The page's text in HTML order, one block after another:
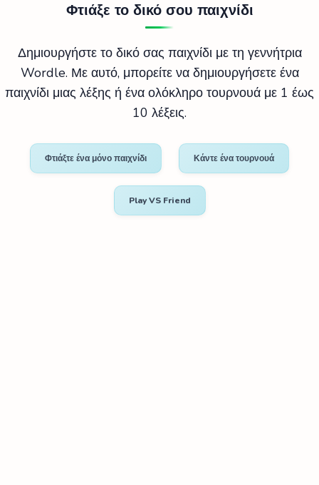
Φτιάξε το δικό σου παιχνίδι
Δημιουργήστε το δικό σας παιχνίδι με τη γεννήτρια
Wordle. Με αυτό, μπορείτε να δημιουργήσετε ένα
παιχνίδι μιας λέξης ή ένα ολόκληρο τουρνουά με 1 έως
10 λέξεις.
Φτιάξτε ένα μόνο παιχνίδι Κάντε ένα τουρνουά
Play VS Friend